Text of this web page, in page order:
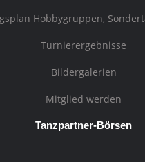
Hobbygruppen,
Turnierergebnisse
Bildergalerien
Mitglied werden
Tanzpartner-Börsen